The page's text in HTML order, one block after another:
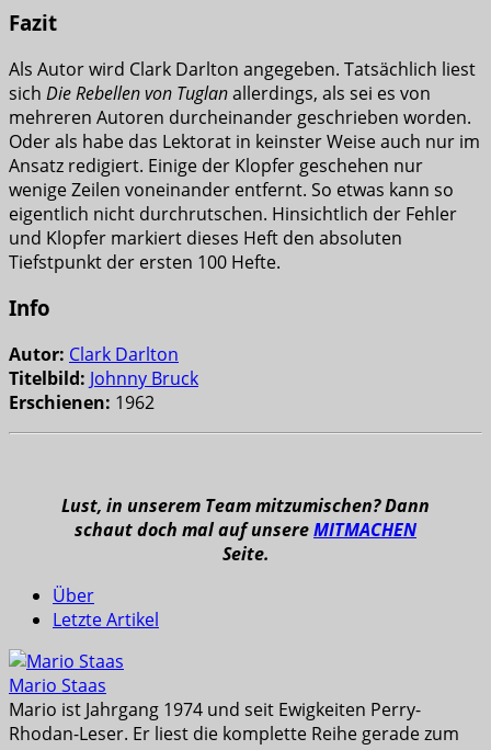
Fazit
Als Autor wird Clark Darlton angegeben. Tatsächlich liest
sich Die Rebellen von Tuglanallerdings, als sei es von
mehreren Autoren durcheinander geschrieben worden.
Oder als habe das Lektorat in keinster Weise auch nur im
Ansatz redigiert. Einige der Klopfer geschehen nur
wenige Zeilen voneinander entfernt. So etwas kann so
eigentlich nicht durchrutschen. Hinsichtlich der Fehler
und Klopfer markiert dieses Heft den absoluten
Tiefstpunkt der ersten 100 Hefte.
Info
Autor: Clark Darlton
Titelbild: Johnny Bruck
Erschienen: 1962
Lust, in unserem Team mitzumischen? Dann
schaut doch mal auf unsereMITMACHEN
Seite.
Über
Letzte Artikel
Mario Staas
Mario ist Jahrgang 1974 und seit Ewigkeiten Perry-
Rhodan-Leser. Er liest die komplette Reihe gerade zum